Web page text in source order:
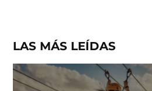
LAS MÁS LEÍDAS